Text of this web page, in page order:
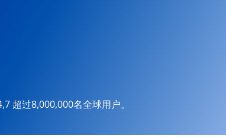
超过8,000,000名全球用户。